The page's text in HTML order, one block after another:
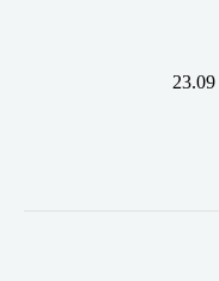
23.09